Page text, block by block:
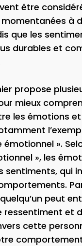
être
à
que les
durables et
propose
mieux
les émotions et
émotionnel ».
», les
sentiments, qui
peut
ressentiment et
cette